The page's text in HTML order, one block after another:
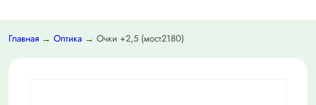
Главная → Оптика → Очки +2,5 (мост2180)